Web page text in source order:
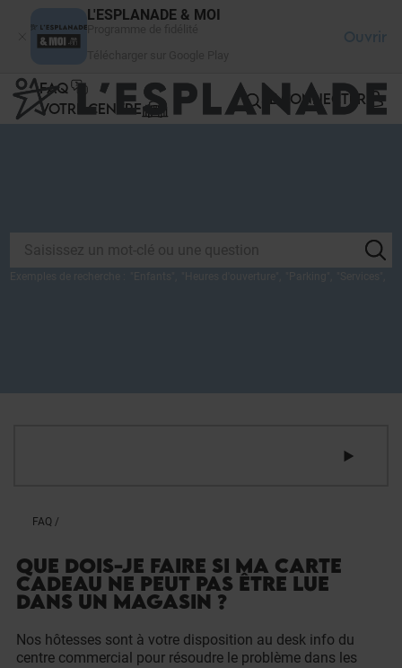
L'ESPLANADE & MOI
Ouvrir
FAQ
VOTRE CENTRE
SE CONNECTER
FAQ /
QUE DOIS-JE FAIRE SI MA CARTE
CADEAU NE PEUT PAS ÊTRE LUE
DANS UN MAGASIN ?
Nos hôtesses sont à votre disposition au desk info du
centre commercial pour résoudre le problème dans les
Panneau de gestion des cookies